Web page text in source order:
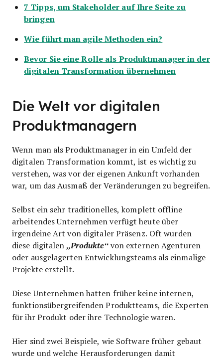
7 Tipps, um Stakeholder auf Ihre Seite zu
bringen
Wie führt man agile Methoden ein?
Bevor Sie eine Rolle als Produktmanager in der
digitalen Transformation übernehmen
Die Welt vor digitalen
Produktmanagern
Wenn man als Produktmanager in ein Umfeld der
digitalen Transformation kommt, ist es wichtig zu
verstehen, was vor der eigenen Ankunft vorhanden
war, um das Ausmaß der Veränderungen zu begreifen.
Selbst ein sehr traditionelles, komplett offline
arbeitendes Unternehmen verfügt heute über
irgendeine Art von digitaler Präsenz. Oft wurden
diese digitalen „Produkte“von externen Agenturen
oder ausgelagerten Entwicklungsteams als einmalige
Projekte erstellt.
Diese Unternehmen hatten früher keine internen,
funktionsübergreifenden Produktteams, die Experten
für ihr Produkt oder ihre Technologie waren.
Hier sind zwei Beispiele, wie Software früher gebaut
wurde und welche Herausforderungen damit